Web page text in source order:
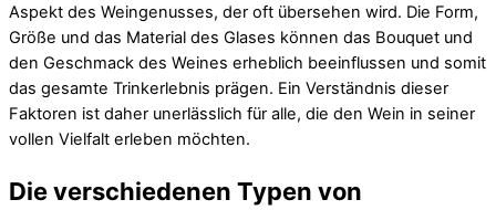
Aspekt des Weingenusses, der oft übersehen wird. Die Form,
Größe und das Material des Glases können das Bouquet und
den Geschmack des Weines erheblich beeinflussen und somit
das gesamte Trinkerlebnis prägen. Ein Verständnis dieser
Faktoren ist daher unerlässlich für alle, die den Wein in seiner
vollen Vielfalt erleben möchten.
Die verschiedenen Typen von